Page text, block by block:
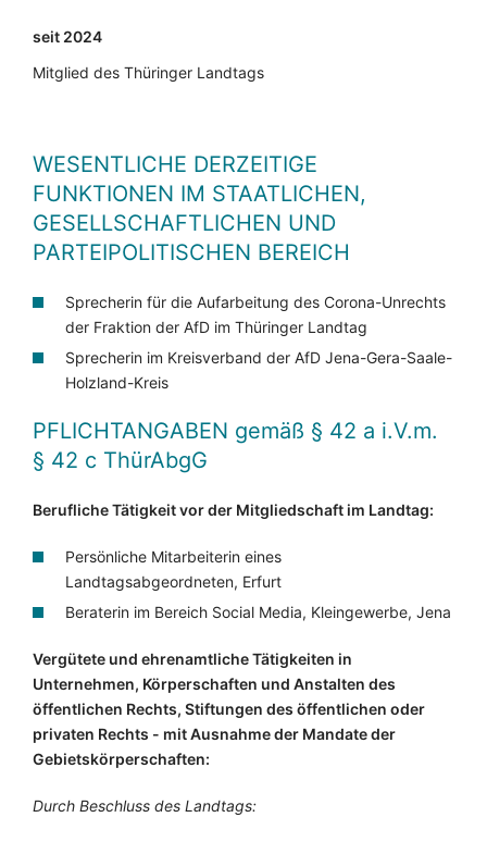
seit 2024
Mitglied des Thüringer Landtags
WESENTLICHE DERZEITIGE
FUNKTIONEN IM STAATLICHEN,
GESELLSCHAFTLICHEN UND
PARTEIPOLITISCHEN BEREICH
Sprecherin für die Aufarbeitung des Corona-Unrechts
der Fraktion der AfD im Thüringer Landtag
Sprecherin im Kreisverband der AfD Jena-Gera-Saale-
Holzland-Kreis
PFLICHTANGABEN gemäß § 42 a i.V.m.
§ 42 c ThürAbgG
Berufliche Tätigkeit vor der Mitgliedschaft im Landtag:
Persönliche Mitarbeiterin eines
Landtagsabgeordneten, Erfurt
Beraterin im Bereich Social Media, Kleingewerbe, Jena
Vergütete und ehrenamtliche Tätigkeiten in
Unternehmen, Körperschaften und Anstalten des
öffentlichen Rechts, Stiftungen des öffentlichen oder
privaten Rechts - mit Ausnahme der Mandate der
Gebietskörperschaften:
Durch Beschluss des Landtags: